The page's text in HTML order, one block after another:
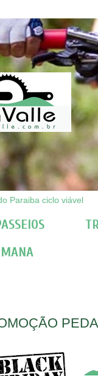
Paraiba ciclo viável